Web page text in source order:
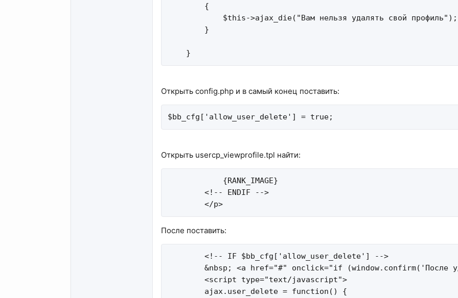
        {
            $this->ajax_die("Вам нельзя удалять свой профиль");
        }
    }
Открыть config.php и в самый конец поставить:
$bb_cfg['allow_user_delete'] = true;
Открыть usercp_viewprofile.tpl найти:
            {RANK_IMAGE}
        <!-- ENDIF -->
        </p>
После поставить:
        <!-- IF $bb_cfg['allow_user_delete'] -->
&nbsp; <a href="#" onclick="if (window.confirm('После
        <script type="text/javascript">
        ajax.user_delete = function() {